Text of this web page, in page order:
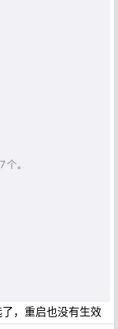
，重启也没有生效